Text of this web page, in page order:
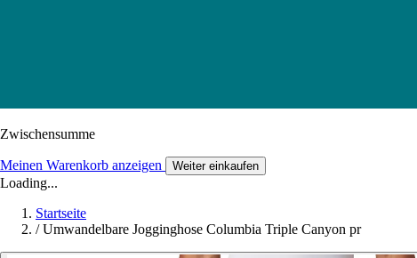
Zwischensumme
Meinen Warenkorb anzeigen Weiter einkaufen
Loading...
Startseite
/ Umwandelbare Jogginghose Columbia Triple Canyon pr